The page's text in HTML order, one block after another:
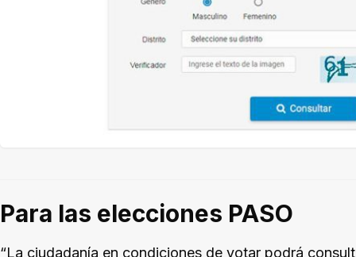
Para las elecciones PASO
“La ciudadanía en condiciones de votar podrá